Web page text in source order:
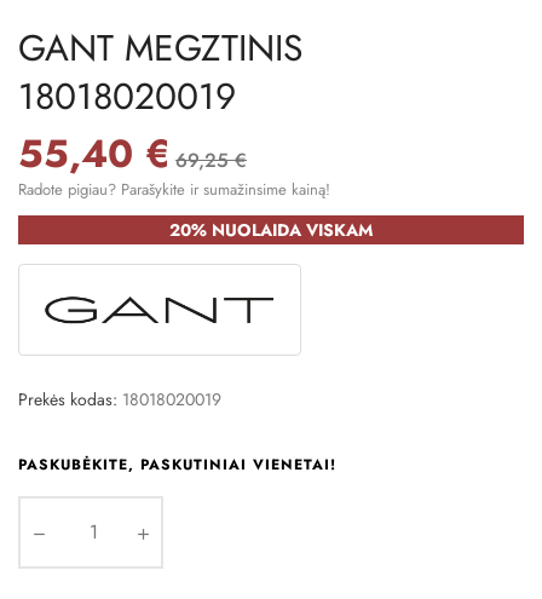
GANT MEGZTINIS
18018020019
55,40 € 69,25 €
Radote pigiau? Parašykite ir sumažinsime kainą!
20% NUOLAIDA VISKAM
Prekės kodas: 18018020019
PASKUBĖKITE, PASKUTINIAI VIENETAI!